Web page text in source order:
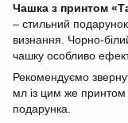
Чашка з принтом
– стильний
визнання. Чорно-
чашку особливо
Рекомендуємо
мл із цим же принтом
подарунка.